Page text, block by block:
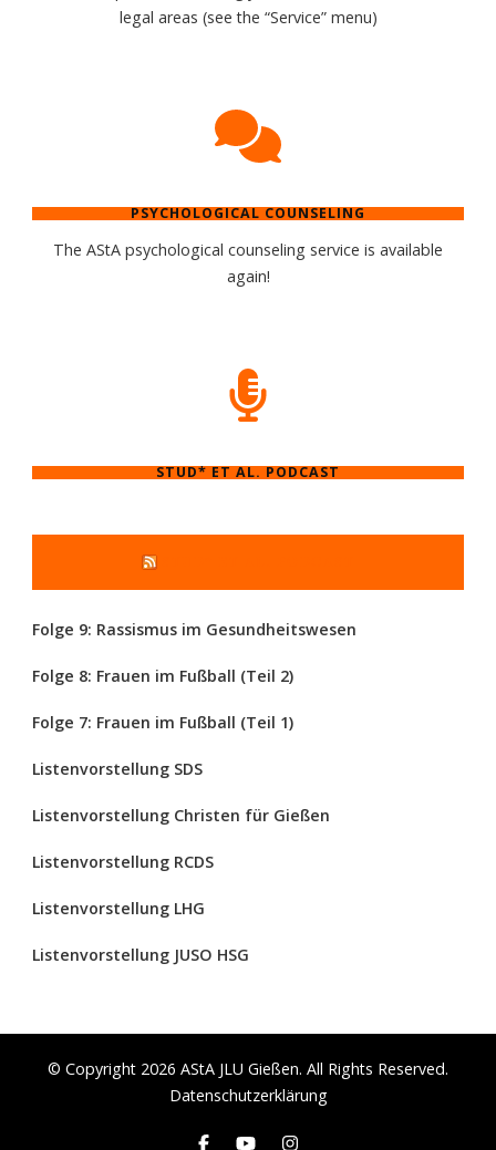
legal areas (see the “Service” menu)
PSYCHOLOGICAL COUNSELING
The AStA psychological counseling service is available
again!
STUD* ET AL. PODCAST
Folge 9: Rassismus im Gesundheitswesen
Folge 8: Frauen im Fußball (Teil 2)
Folge 7: Frauen im Fußball (Teil 1)
Listenvorstellung SDS
Listenvorstellung Christen für Gießen
Listenvorstellung RCDS
Listenvorstellung LHG
Listenvorstellung JUSO HSG
© Copyright 2026 AStA JLU Gießen. All Rights Reserved.
Datenschutzerklärung